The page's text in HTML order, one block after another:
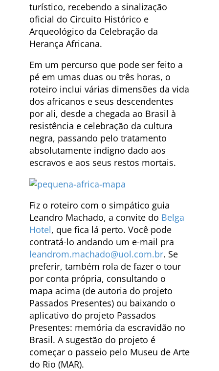
turístico, recebendo a sinalização
oficial do Circuito Histórico e
Arqueológico da Celebração da
Herança Africana.
Em um percurso que pode ser feito a
pé em umas duas ou três horas, o
roteiro inclui várias dimensões da vida
dos africanos e seus descendentes
por ali, desde a chegada ao Brasil à
resistência e celebração da cultura
negra, passando pelo tratamento
absolutamente indigno dado aos
escravos e aos seus restos mortais.
Fiz o roteiro com o simpático guia
Leandro Machado, a convite do Belga
Hotel, que fica lá perto. Você pode
contratá-lo andando um e-mail pra
leandrom.machado@uol.com.br. Se
preferir, também rola de fazer o tour
por conta própria, consultando o
mapa acima (de autoria do projeto
Passados Presentes) ou baixando o
aplicativo do projeto Passados
Presentes: memória da escravidão no
Brasil. A sugestão do projeto é
começar o passeio pelo Museu de Arte
do Rio (MAR).